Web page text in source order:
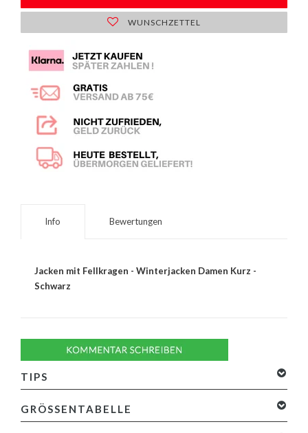
WUNSCHZETTEL
Info Bewertungen
Jacken mit Fellkragen - Winterjacken Damen Kurz -
Schwarz
TIPS
GRÖSSENTABELLE